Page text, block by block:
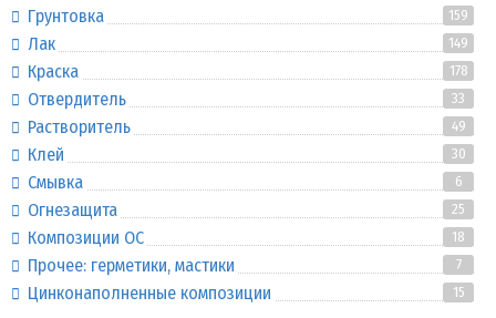
Грунтовка 159
Лак 149
Краска 178
Отвердитель 33
Растворитель 49
Клей 30
Смывка 6
Огнезащита 25
Композиции ОС 18
Прочее: герметики, мастики 7
Цинконаполненные композиции 15